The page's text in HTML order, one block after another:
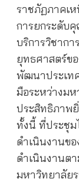
ราชภัฏภาคเ
การยกระดับ
บริการวิชาก
ยุทธศาสตร์ข
พัฒนาประเท
มือระหว่างมห
ประสิทธิภาพ
ทั้งนี้ ที่ประชุม
ดำเนินงานข
ดำเนินงานต
มหาวิทยาลัย